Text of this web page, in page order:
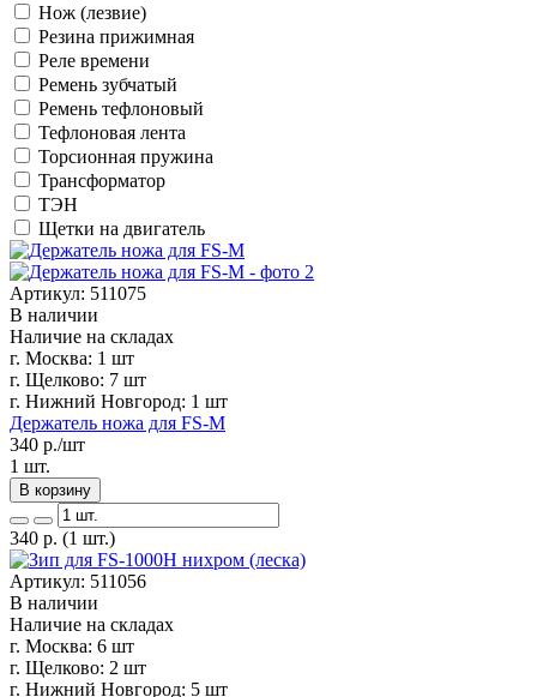
Нож (лезвие)
Резина прижимная
Реле времени
Ремень зубчатый
Ремень тефлоновый
Тефлоновая лента
Торсионная пружина
Трансформатор
ТЭН
Щетки на двигатель
Артикул: 511075
В наличии
Наличие на складах
г. Москва: 1 шт
г. Щелково: 7 шт
г. Нижний Новгород: 1 шт
Держатель ножа для FS-M
340 р./шт
1 шт.
В корзину
340 р. (1 шт.)
Артикул: 511056
В наличии
Наличие на складах
г. Москва: 6 шт
г. Щелково: 2 шт
г. Нижний Новгород: 5 шт